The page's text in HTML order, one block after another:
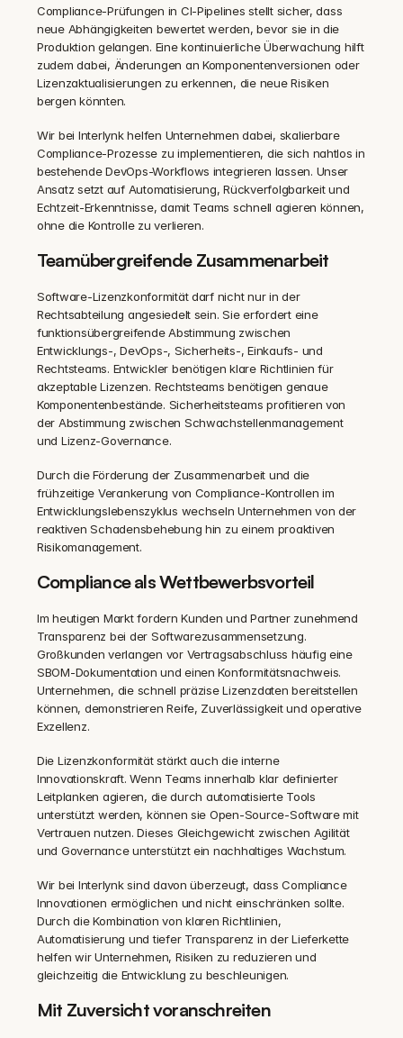
Compliance-Prüfungen in CI-Pipelines stellt sicher, dass
neue Abhängigkeiten bewertet werden, bevor sie in die
Produktion gelangen. Eine kontinuierliche Überwachung hilft
zudem dabei, Änderungen an Komponentenversionen oder
Lizenzaktualisierungen zu erkennen, die neue Risiken
bergen könnten.
Wir bei Interlynk helfen Unternehmen dabei, skalierbare
Compliance-Prozesse zu implementieren, die sich nahtlos in
bestehende DevOps-Workflows integrieren lassen. Unser
Ansatz setzt auf Automatisierung, Rückverfolgbarkeit und
Echtzeit-Erkenntnisse, damit Teams schnell agieren können,
ohne die Kontrolle zu verlieren.
Teamübergreifende Zusammenarbeit
Software-Lizenzkonformität darf nicht nur in der
Rechtsabteilung angesiedelt sein. Sie erfordert eine
funktionsübergreifende Abstimmung zwischen
Entwicklungs-, DevOps-, Sicherheits-, Einkaufs- und
Rechtsteams. Entwickler benötigen klare Richtlinien für
akzeptable Lizenzen. Rechtsteams benötigen genaue
Komponentenbestände. Sicherheitsteams profitieren von
der Abstimmung zwischen Schwachstellenmanagement
und Lizenz-Governance.
Durch die Förderung der Zusammenarbeit und die
frühzeitige Verankerung von Compliance-Kontrollen im
Entwicklungslebenszyklus wechseln Unternehmen von der
reaktiven Schadensbehebung hin zu einem proaktiven
Risikomanagement.
Compliance als Wettbewerbsvorteil
Im heutigen Markt fordern Kunden und Partner zunehmend
Transparenz bei der Softwarezusammensetzung.
Großkunden verlangen vor Vertragsabschluss häufig eine
SBOM-Dokumentation und einen Konformitätsnachweis.
Unternehmen, die schnell präzise Lizenzdaten bereitstellen
können, demonstrieren Reife, Zuverlässigkeit und operative
Exzellenz.
Die Lizenzkonformität stärkt auch die interne
Innovationskraft. Wenn Teams innerhalb klar definierter
Leitplanken agieren, die durch automatisierte Tools
unterstützt werden, können sie Open-Source-Software mit
Vertrauen nutzen. Dieses Gleichgewicht zwischen Agilität
und Governance unterstützt ein nachhaltiges Wachstum.
Wir bei Interlynk sind davon überzeugt, dass Compliance
Innovationen ermöglichen und nicht einschränken sollte.
Durch die Kombination von klaren Richtlinien,
Automatisierung und tiefer Transparenz in der Lieferkette
helfen wir Unternehmen, Risiken zu reduzieren und
gleichzeitig die Entwicklung zu beschleunigen.
Mit Zuversicht voranschreiten